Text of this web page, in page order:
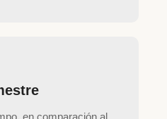
en comparación al